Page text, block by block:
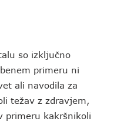
so izključno
primeru ni
ali navodila za
težav z zdravjem,
primeru kakršnikoli